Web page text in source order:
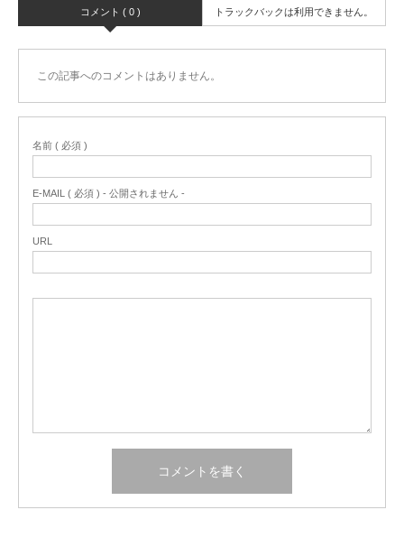
コメント ( 0 ) トラックバックは利用できません。
この記事へのコメントはありません。
名前 ( 必須 )
E-MAIL ( 必須 ) - 公開されません -
URL